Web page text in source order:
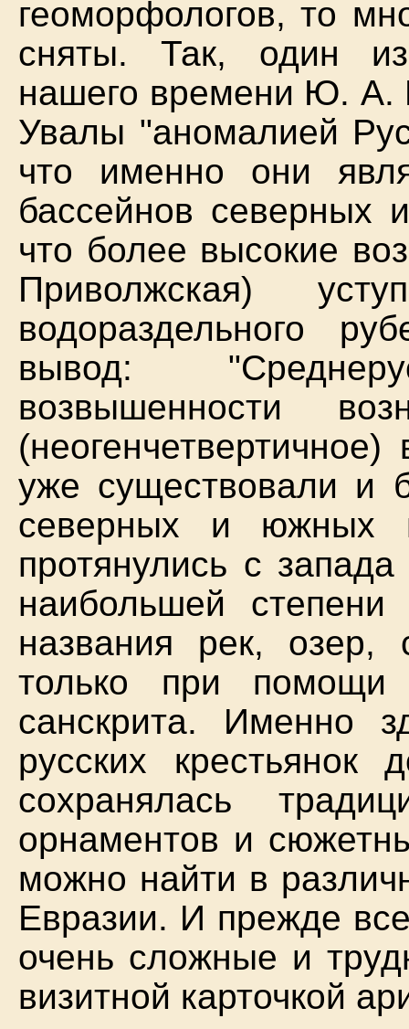
геоморфологов, то
сняты. Так, один из
нашего времени Ю. А.
Увалы "аномалией
что именно они
бассейнов
что более высокие
Приволжская)
водораздельного
вывод:
возвышенности
уже существовали и
северных и южных
протянулись с
наибольшей
названия рек,
только при
санскрита. Именно
русских
сохранялась
орнаментов и
можно найти в
Евразии. И прежде
очень сложные и
визитной карточкой